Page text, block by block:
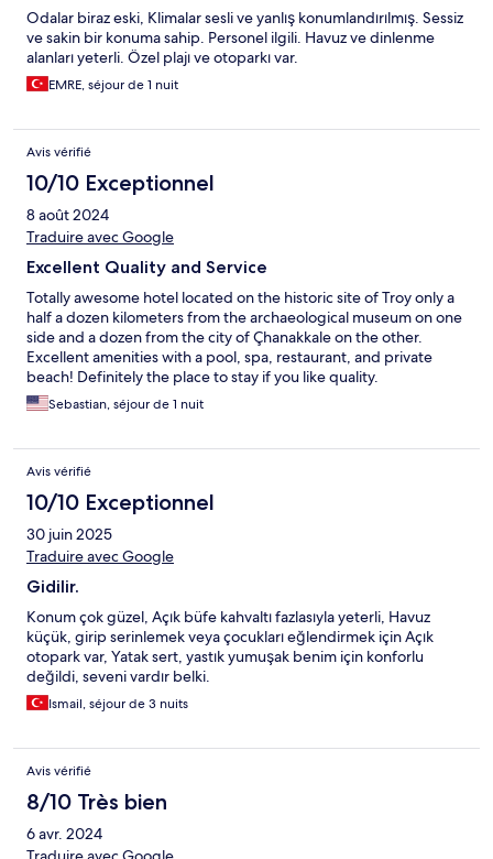
Odalar biraz eski, Klimalar sesli ve yanlış konumlandırılmış. Sessiz
ve sakin bir konuma sahip. Personel ilgili. Havuz ve dinlenme
alanları yeterli. Özel plajı ve otoparkı var.
EMRE, séjour de 1 nuit
Avis vérifié
10/10 Exceptionnel
8 août 2024
Traduire avec Google
Excellent Quality and Service
Totally awesome hotel located on the historic site of Troy only a
half a dozen kilometers from the archaeological museum on one
side and a dozen from the city of Çhanakkale on the other.
Excellent amenities with a pool, spa, restaurant, and private
beach! Definitely the place to stay if you like quality.
Sebastian, séjour de 1 nuit
Avis vérifié
10/10 Exceptionnel
30 juin 2025
Traduire avec Google
Gidilir.
Konum çok güzel, Açık büfe kahvaltı fazlasıyla yeterli, Havuz
küçük, girip serinlemek veya çocukları eğlendirmek için Açık
otopark var, Yatak sert, yastık yumuşak benim için konforlu
değildi, seveni vardır belki.
Ismail, séjour de 3 nuits
Avis vérifié
8/10 Très bien
6 avr. 2024